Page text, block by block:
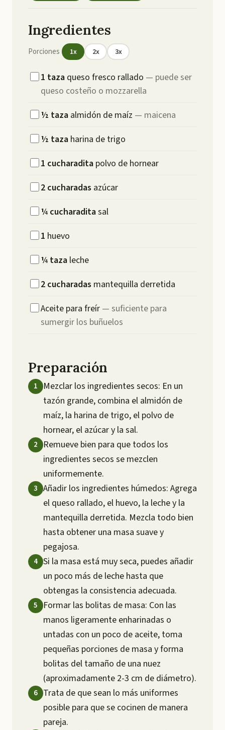
Ingredientes
Porciones 1x 2x 3x
1 taza queso fresco rallado — puede ser
queso costeño o mozzarella
½ taza almidón de maíz — maicena
½ taza harina de trigo
1 cucharadita polvo de hornear
2 cucharadas azúcar
¼ cucharaditasal
1 huevo
¼ taza leche
2 cucharadas mantequilla derretida
Aceite para freír — suficiente para
sumergir los buñuelos
Preparación
Mezclar los ingredientes secos: En un
tazón grande, combina el almidón de
maíz, la harina de trigo, el polvo de
hornear, el azúcar y la sal.
Remueve bien para que todos los
ingredientes secos se mezclen
uniformemente.
Añadir los ingredientes húmedos: Agrega
el queso rallado, el huevo, la leche y la
mantequilla derretida. Mezcla todo bien
hasta obtener una masa suave y
pegajosa.
Si la masa está muy seca, puedes añadir
un poco más de leche hasta que
obtengas la consistencia adecuada.
Formar las bolitas de masa: Con las
manos ligeramente enharinadas o
untadas con un poco de aceite, toma
pequeñas porciones de masa y forma
bolitas del tamaño de una nuez
(aproximadamente 2-3 cm de diámetro).
Trata de que sean lo más uniformes
posible para que se cocinen de manera
pareja.